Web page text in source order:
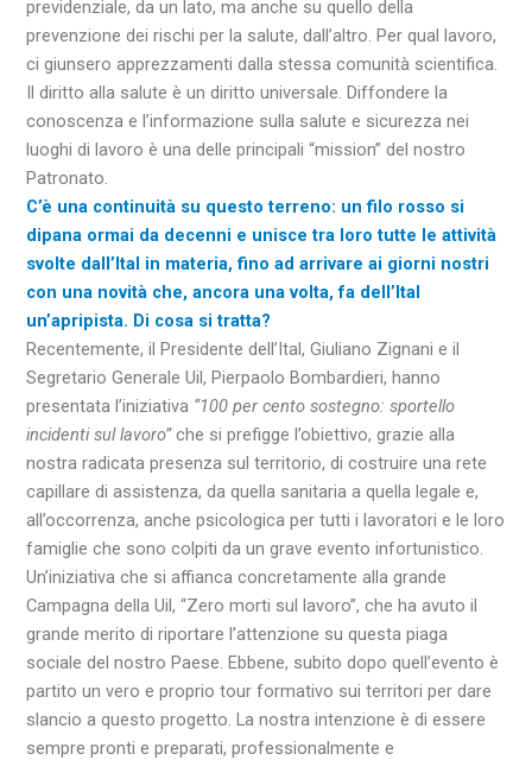
previdenziale, da un lato, ma anche su quello della
prevenzione dei rischi per la salute, dall’altro. Per qual lavoro,
ci giunsero apprezzamenti dalla stessa comunità scientifica.
Il diritto alla salute è un diritto universale. Diffondere la
conoscenza e l’informazione sulla salute e sicurezza nei
luoghi di lavoro è una delle principali “mission” del nostro
Patronato.
C’è una continuità su questo terreno: un filo rosso si
dipana ormai da decenni e unisce tra loro tutte le attività
svolte dall’Ital in materia, fino ad arrivare ai giorni nostri
con una novità che, ancora una volta, fa dell’Ital
un’apripista. Di cosa si tratta?
Recentemente, il Presidente dell’Ital, Giuliano Zignani e il
Segretario Generale Uil, Pierpaolo Bombardieri, hanno
presentata l’iniziativa “100 per cento sostegno: sportello
incidenti sul lavoro”che si prefigge l’obiettivo, grazie alla
nostra radicata presenza sul territorio, di costruire una rete
capillare di assistenza, da quella sanitaria a quella legale e,
all’occorrenza, anche psicologica per tutti i lavoratori e le loro
famiglie che sono colpiti da un grave evento infortunistico.
Un’iniziativa che si affianca concretamente alla grande
Campagna della Uil, “Zero morti sul lavoro”, che ha avuto il
grande merito di riportare l’attenzione su questa piaga
sociale del nostro Paese. Ebbene, subito dopo quell’evento è
partito un vero e proprio tour formativo sui territori per dare
slancio a questo progetto. La nostra intenzione è di essere
sempre pronti e preparati, professionalmente e